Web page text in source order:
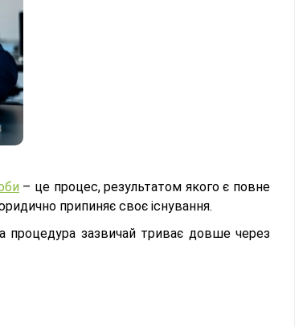
– це процес, результатом якого є повне
припиняє своє існування.
процедура зазвичай триває довше через